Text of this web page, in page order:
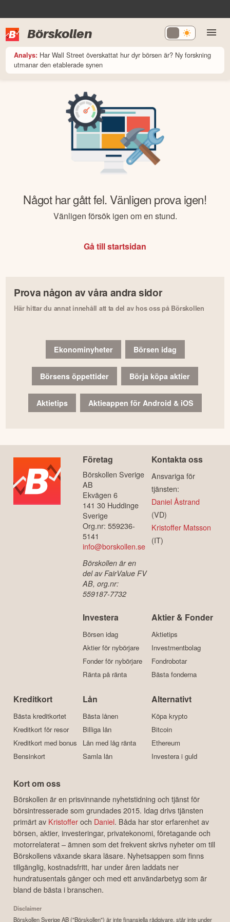
Börskollen
Analys: Har Wall Street överskattat hur dyr börsen är? Ny forskning
utmanar den etablerade synen
Något har gått fel. Vänligen prova igen!
Vänligen försök igen om en stund.
Gå till startsidan
Prova någon av våra andra sidor
Här hittar du annat innehåll att ta del av hos oss på Börskollen
Ekonominyheter Börsen idag
Börsens öppettider Börja köpa aktier
Aktietips Aktieappen för Android & iOS
Företag
Börskollen Sverige
AB
Ekvägen 6
141 30 Huddinge
Sverige
Org.nr: 559236-
5141
info@borskollen.se
Börskollen är en
del av FairValue FV
AB, org.nr:
559187-7732
Kontakta oss
Ansvariga för
tjänsten:
Daniel Åstrand
(VD)
Kristoffer Matsson
(IT)
Investera
Börsen idag
Aktier för nybörjare
Fonder för nybörjare
Ränta på ränta
Aktier & Fonder
Aktietips
Investmentbolag
Fondrobotar
Bästa fonderna
Kreditkort
Bästa kreditkortet
Kreditkort för resor
Kreditkort med bonus
Bensinkort
Lån
Bästa lånen
Billiga lån
Lån med låg ränta
Samla lån
Alternativt
Köpa krypto
Bitcoin
Ethereum
Investera i guld
Kort om oss
Börskollen är en prisvinnande nyhetstidning och tjänst för
börsintresserade som grundades 2015. Idag drivs tjänsten
primärt av Kristofferoch Daniel. Båda har stor erfarenhet av
börsen, aktier, investeringar, privatekonomi, företagande och
motorrelaterat – ämnen som det frekvent skrivs nyheter om till
Börskollens växande skara läsare. Nyhetsappen som finns
tillgänglig, kostnadsfritt, har under åren laddats ner
hundratusentals gånger och med ett användarbetyg som är
bland de bästa i branschen.
Disclaimer
Börskollen Sverige AB ("Börskollen") är inte finansiella rådgivare, står inte under